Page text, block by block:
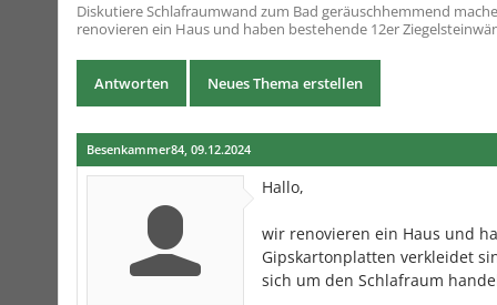
DiskutiereSchlafraumwand zum Bad geräuschhemmend
renovieren ein Haus und haben bestehende 12er
Antworten Neues Thema erstellen
Besenkammer84, 09.12.2024
Hallo,
wir renovieren ein Haus und
Gipskartonplatten verkleidet
sich um den Schlafraum